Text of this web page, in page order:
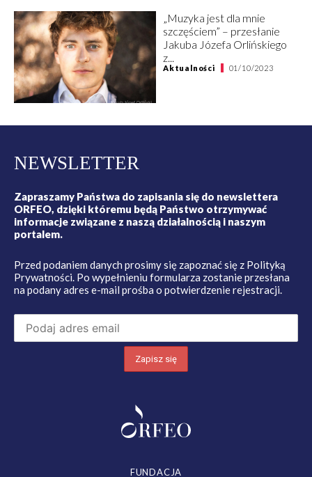
„Muzyka jest dla mnie
szczęściem” – przesłanie
Jakuba Józefa Orlińskiego
z...
Aktualności 01/10/2023
NEWSLETTER
Zapraszamy Państwa do zapisania się do newslettera
ORFEO, dzięki któremu będą Państwo otrzymywać
informacje związane z naszą działalnością i naszym
portalem.
Przed podaniem danych prosimy się zapoznać się z Polityką
Prywatności. Po wypełnieniu formularza zostanie przesłana
na podany adres e-mail prośba o potwierdzenie rejestracji.
FUNDACJA